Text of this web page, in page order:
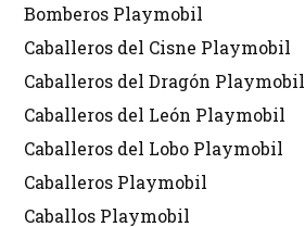
Bomberos Playmobil
Caballeros del Cisne Playmobil
Caballeros del Dragón Playmobil
Caballeros del León Playmobil
Caballeros del Lobo Playmobil
Caballeros Playmobil
Caballos Playmobil